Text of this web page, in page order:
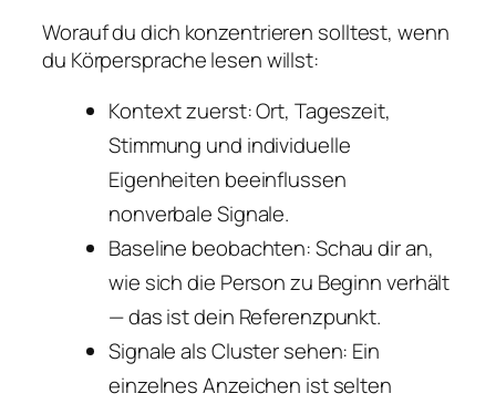
Worauf du dich konzentrieren solltest, wenn
du Körpersprache lesen willst:
Kontext zuerst: Ort, Tageszeit,
Stimmung und individuelle
Eigenheiten beeinflussen
nonverbale Signale.
Baseline beobachten: Schau dir an,
wie sich die Person zu Beginn verhält
— das ist dein Referenzpunkt.
Signale als Cluster sehen: Ein
einzelnes Anzeichen ist selten